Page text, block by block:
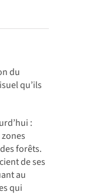
du
qu’ils
:
forêts.
de ses
au
qui